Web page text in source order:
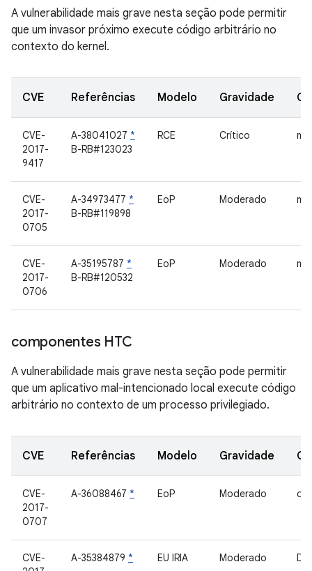
A vulnerabilidade mais grave nesta seção pode permitir
que um invasor próximo execute código arbitrário no
contexto do kernel.
CVE Referências Modelo Gravidade
CVE-
2017-
9417
A-38041027 *
B-RB#123023
RCE Crítico
CVE-
2017-
0705
A-34973477 *
B-RB#119898
EoP Moderado
CVE-
2017-
0706
A-35195787 *
B-RB#120532
EoP Moderado
componentes HTC
A vulnerabilidade mais grave nesta seção pode permitir
que um aplicativo mal-intencionado local execute código
arbitrário no contexto de um processo privilegiado.
CVE Referências Modelo Gravidade
CVE-
2017-
0707
A-36088467 * EoP Moderado
CVE-
A-35384879 * EU IRIA Moderado